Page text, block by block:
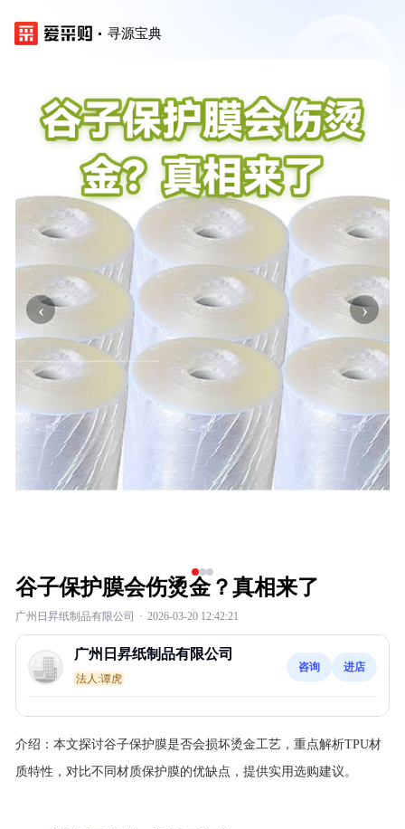
寻源宝典
‹ ›
谷子保护膜会伤烫金？真相来了
广州日昇纸制品有限公司 · 2026-03-20 12:42:21
广州日昇纸制品有限公司
法人:谭虎
咨询 进店
介绍： 本文探讨谷子保护膜是否会损坏烫金工艺，重点解析TPU材
质特性，对比不同材质保护膜的优缺点，提供实用选购建议。